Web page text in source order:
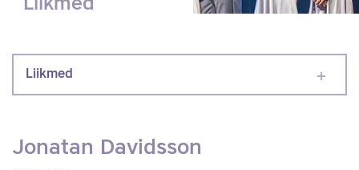
Liikmed
Liikmed
Jonatan Davidsson